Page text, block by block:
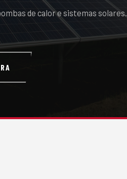
de calor e sistemas solares.